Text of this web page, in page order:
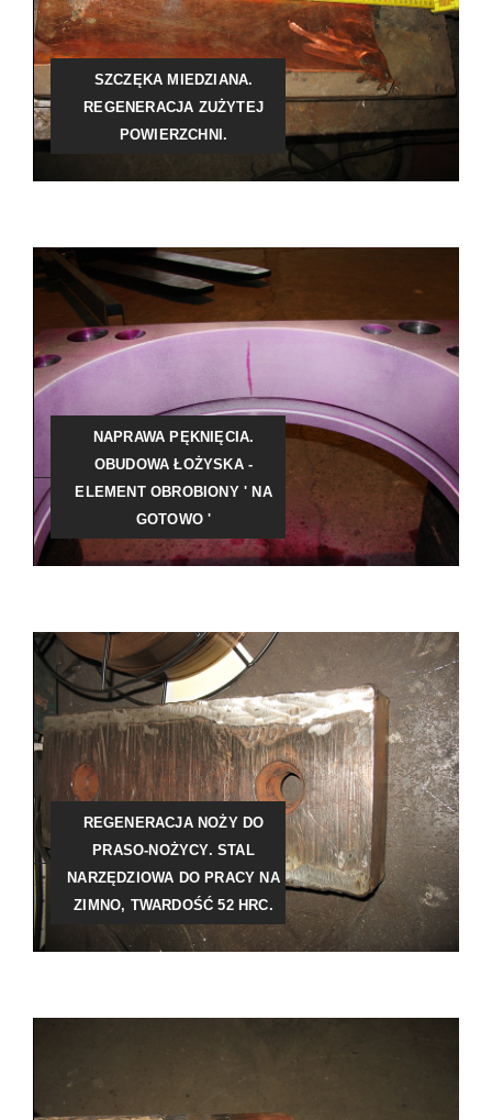
SZCZĘKA MIEDZIANA.
REGENERACJA ZUŻYTEJ
POWIERZCHNI.
NAPRAWA PĘKNIĘCIA.
OBUDOWA ŁOŻYSKA -
ELEMENT OBROBIONY ' NA
GOTOWO '
REGENERACJA NOŻY DO
PRASO-NOŻYCY. STAL
NARZĘDZIOWA DO PRACY NA
ZIMNO, TWARDOŚĆ 52 HRC.